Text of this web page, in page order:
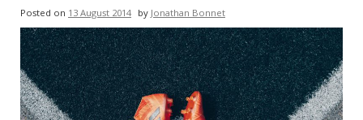
Posted on 13 August 2014 byJonathan Bonnet